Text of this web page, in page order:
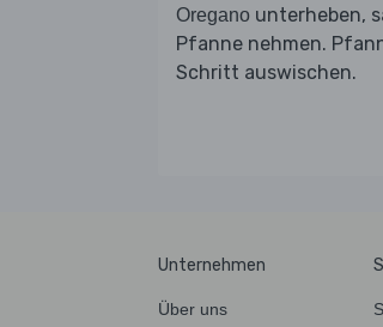
Oregano unterheben,
Pfanne nehmen.
Schritt auswischen.
Unternehmen
Über uns